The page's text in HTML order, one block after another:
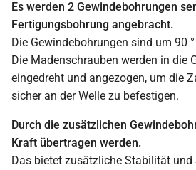
Es werden 2 Gewindebohrungen
Fertigungsbohrung angebracht.
Die Gewindebohrungen sind um 90
Die Madenschrauben werden in die
eingedreht und angezogen, um die
sicher an der Welle zu befestigen.
Durch die zusätzlichen
Kraft übertragen werden.
Das bietet zusätzliche Stabilität und